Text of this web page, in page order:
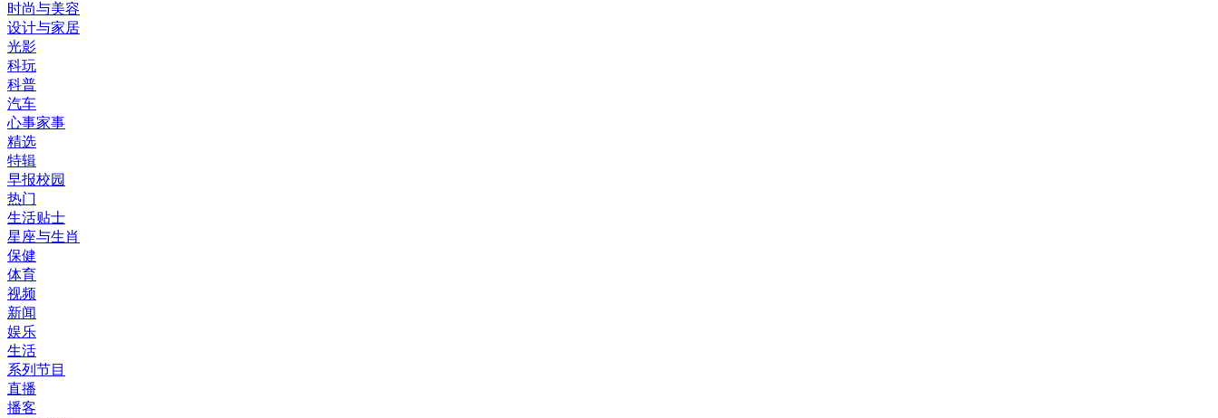
时尚与美容
设计与家居
光影
科玩
科普
汽车
心事家事
精选
特辑
早报校园
热门
生活贴士
星座与生肖
保健
体育
视频
新闻
娱乐
生活
系列节目
直播
播客